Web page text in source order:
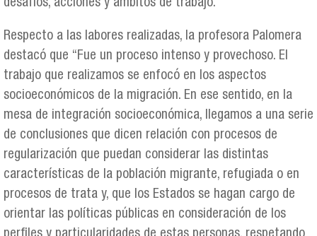
desafíos, acciones y ámbitos de trabajo.
Respecto a las labores realizadas, la profesora Palomera
destacó que “Fue un proceso intenso y provechoso. El
trabajo que realizamos se enfocó en los aspectos
socioeconómicos de la migración. En ese sentido, en la
mesa de integración socioeconómica, llegamos a una serie
de conclusiones que dicen relación con procesos de
regularización que puedan considerar las distintas
características de la población migrante, refugiada o en
procesos de trata y, que los Estados se hagan cargo de
orientar las políticas públicas en consideración de los